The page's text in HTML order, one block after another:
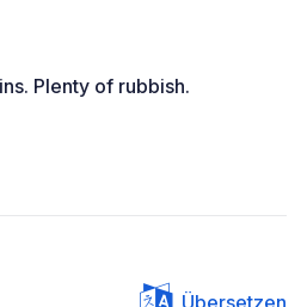
Plenty of rubbish.
Übersetzen